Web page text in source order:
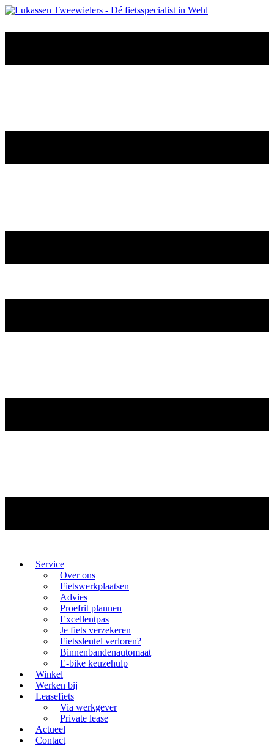
Service
Over ons
Fietswerkplaatsen
Advies
Proefrit plannen
Excellentpas
Je fiets verzekeren
Fietssleutel verloren?
Binnenbandenautomaat
E-bike keuzehulp
Winkel
Werken bij
Leasefiets
Via werkgever
Private lease
Actueel
Contact